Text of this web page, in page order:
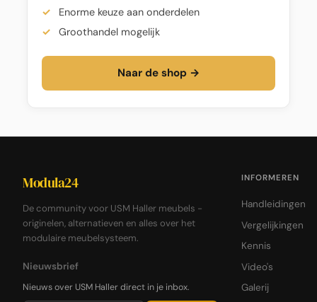
Enorme keuze aan onderdelen
Groothandel mogelijk
Naar de shop →
Modula24
De community voor USM Haller meubels -
originelen, alternatieven en alles over het
modulaire meubelsysteem.
Nieuwsbrief
Nieuws over USM Haller direct in je inbox.
INFORMEREN
Handleidingen
Vergelijkingen
Kennis
Video's
Galerij